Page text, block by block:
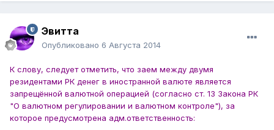
Эвитта
Опубликовано 6 Августа 2014
К слову, следует отметить, что заем между двумя
резидентами РК денег в иностранной валюте является
запрещённой валютной операцией (согласно ст. 13 Закона РК
"О валютном регулировании и валютном контроле"), за
которое предусмотрена адм.ответственность: